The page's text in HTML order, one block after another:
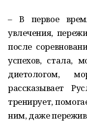
– В первое
увлечения,
после
успехов, стала,
диетологом,
рассказывает
тренирует,
ним, даже